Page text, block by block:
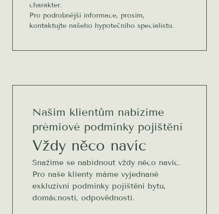
charakter.
Pro podrobnější informace, prosím,
kontaktujte našeho hypotečního specialistu.
Našim klientům nabízíme
prémiové podmínky pojištění
Vždy něco navíc
Snažíme se nabídnout vždy něco navíc.
Pro naše klienty máme vyjednané
exkluzivní podmínky pojištění bytu,
domácnosti, odpovědnosti.